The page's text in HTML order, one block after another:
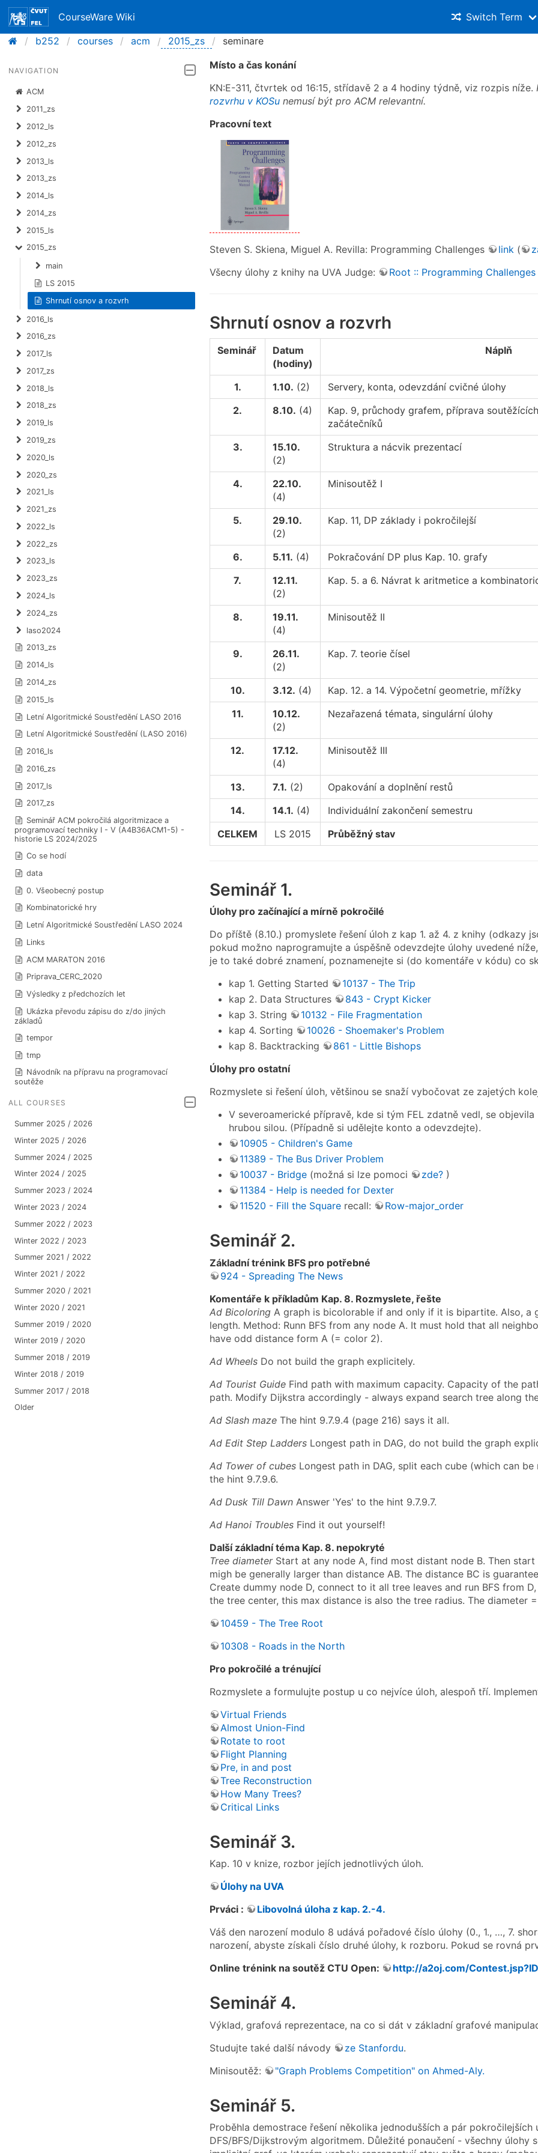
CourseWare Wiki
Switch Term
b252
courses acm 2015_zs seminare
NAVIGATION
ACM
2011_zs
2012_ls
2012_zs
2013_ls
2013_zs
2014_ls
2014_zs
2015_ls
2015_zs
main
LS 2015
Shrnutí osnov a rozvrh
2016_ls
2016_zs
2017_ls
2017_zs
2018_ls
2018_zs
2019_ls
2019_zs
2020_ls
2020_zs
2021_ls
2021_zs
2022_ls
2022_zs
2023_ls
2023_zs
2024_ls
2024_zs
laso2024
2013_zs
2014_ls
2014_zs
2015_ls
Letní Algoritmické Soustředění LASO 2016
Letní Algoritmické Soustředění (LASO 2016)
2016_ls
2016_zs
2017_ls
2017_zs
Seminář ACM pokročilá algoritmizace a
programovací techniky I - V (A4B36ACM1-5) -
historie LS 2024/2025
Co se hodí
data
0. Všeobecný postup
Kombinatorické hry
Letní Algoritmické Soustředění LASO 2024
Links
ACM MARATON 2016
Priprava_CERC_2020
Výsledky z předchozích let
Ukázka převodu zápisu do z/do jiných
základů
tempor
tmp
Návodník na přípravu na programovací
soutěže
ALL COURSES
Summer 2025 / 2026
Winter 2025 / 2026
Summer 2024 / 2025
Winter 2024 / 2025
Summer 2023 / 2024
Winter 2023 / 2024
Summer 2022 / 2023
Winter 2022 / 2023
Summer 2021 / 2022
Winter 2021 / 2022
Summer 2020 / 2021
Winter 2020 / 2021
Summer 2019 / 2020
Winter 2019 / 2020
Summer 2018 / 2019
Winter 2018 / 2019
Summer 2017 / 2018
Older
Místo a čas konání
KN:E-311, čtvrtek od 16:15, střídavě 2 a 4 hodiny týdně, viz rozpis níže.
rozvrhu v KOSu nemusí být pro ACM relevantní.
Pracovní text
Steven S. Skiena, Miguel A. Revilla: Programming Challenges link (
Všecny úlohy z knihy na UVA Judge:
Root :: Programming
Shrnutí osnov a rozvrh
Seminář
Datum
(hodiny)
Náplň
1. 1.10. (2)
Servery, konta, odevzdání cvičné úlohy
2.
8.10. (4)
Kap. 9, průchody grafem, příprava
začátečníků
3.
15.10.
(2)
Struktura a nácvik prezentací
4.
22.10.
(4)
Minisoutěž I
5.
29.10.
(2)
Kap. 11, DP základy i pokročilejší
6. 5.11. (4)
Pokračování DP plus Kap. 10. grafy
7.
12.11.
(2)
Kap. 5. a 6. Návrat k aritmetice a
8.
19.11.
(4)
Minisoutěž II
9.
26.11.
(2)
Kap. 7. teorie čísel
10. 3.12. (4)
Kap. 12. a 14. Výpočetní geometrie, mřížky
11.
10.12.
(2)
Nezařazená témata, singulární úlohy
12.
17.12.
(4)
Minisoutěž III
13. 7.1. (2)
Opakování a doplnění restů
14.
14.1. (4)
Individuální zakončení semestru
CELKEM
LS 2015 Průběžný stav
Seminář 1.
Úlohy pro začínající a mírně pokročilé
Do příště (8.10.) promyslete řešení úloh z kap 1. až 4. z knihy (odkazy
pokud možno naprogramujte a úspěšně odevzdejte úlohy uvedené
je to také dobré znamení, poznamenejte si (do komentáře v kódu) co
kap 1. Getting Started
10137 - The Trip
kap 2. Data Structures
843 - Crypt Kicker
kap 3. String
10132 - File Fragmentation
kap 4. Sorting
10026 - Shoemaker's Problem
kap 8. Backtracking
861 - Little Bishops
Úlohy pro ostatní
Rozmyslete si řešení úloh, většinou se snaží vybočovat ze zajetých
V severoamerické přípravě, kde si tým FEL zdatně vedl, se
hrubou silou. (Případně si udělejte konto a odevzdejte).
10905 - Children's Game
11389 - The Bus Driver Problem
10037 - Bridge (možná si lze pomoci zde? )
11384 - Help is needed for Dexter
11520 - Fill the Square recall: Row-major_order
Seminář 2.
Základní trénink BFS pro potřebné
924 - Spreading The News
Komentáře k příkladům Kap. 8. Rozmyslete, řešte
Ad Bicoloring A graph is bicolorable if and only if it is bipartite. Also,
length. Method: Runn BFS from any node A. It must hold that all
have odd distance form A (= color 2).
Ad Wheels Do not build the graph explicitely.
Ad Tourist Guide Find path with maximum capacity. Capacity of the
path. Modify Dijkstra accordingly - always expand search tree along
Ad Slash maze The hint 9.7.9.4 (page 216) says it all.
Ad Edit Step Ladders Longest path in DAG, do not build the graph
Ad Tower of cubes Longest path in DAG, split each cube (which can
the hint 9.7.9.6.
Ad Dusk Till Dawn Answer 'Yes' to the hint 9.7.9.7.
Ad Hanoi Troubles Find it out yourself!
Další základní téma Kap. 8. nepokryté
Tree diameterStart at any node A, find most distant node B. Then
migh be generally larger than distance AB. The distance BC is
Create dummy node D, connect to it all tree leaves and run BFS from
the tree center, this max distance is also the tree radius. The diameter
10459 - The Tree Root
10308 - Roads in the North
Pro pokročilé a trénující
Rozmyslete a formulujte postup u co nejvíce úloh, alespoň tří.
Virtual Friends
Almost Union-Find
Rotate to root
Flight Planning
Pre, in and post
Tree Reconstruction
How Many Trees?
Critical Links
Seminář 3.
Kap. 10 v knize, rozbor jejích jednotlivých úloh.
Úlohy na UVA
Prváci :
Libovolná úloha z kap. 2.-4.
Váš den narození modulo 8 udává pořadové číslo úlohy (0., 1., …, 7.
narození, abyste získali číslo druhé úlohy, k rozboru. Pokud se rovná
Online trénink na soutěž CTU Open:
http://a2oj.com/
Seminář 4.
Výklad, grafová reprezentace, na co si dát v základní grafové
Studujte také další návody
ze Stanfordu.
Minisoutěž:
"Graph Problems Competition" on Ahmed-Aly.
Seminář 5.
Proběhla demostrace řešení několika jednodušších a pár
DFS/BFS/Dijkstrovým algoritmem. Důležité ponaučení - všechny